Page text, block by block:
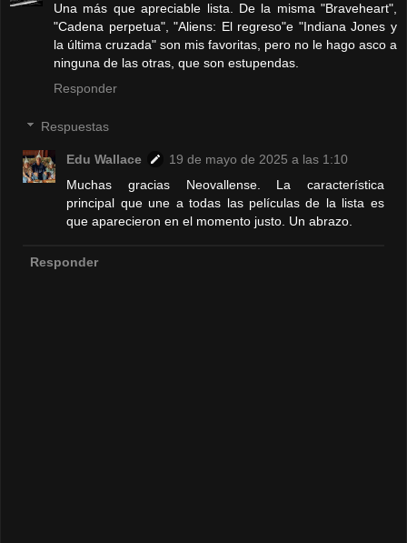
Una más que apreciable lista. De la misma "Braveheart",
"Cadena perpetua", "Aliens: El regreso"e "Indiana Jones y
la última cruzada" son mis favoritas, pero no le hago asco a
ninguna de las otras, que son estupendas.
Responder
Respuestas
Edu Wallace
19 de mayo de 2025 a las 1:10
Muchas gracias Neovallense. La característica
principal que une a todas las películas de la lista es
que aparecieron en el momento justo. Un abrazo.
Responder